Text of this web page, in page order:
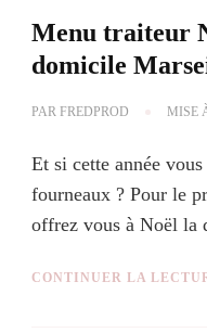
Menu traiteur
domicile
PAR FREDPROD MISE
Et si cette année
fourneaux ? Pour le
offrez vous à Noël
CONTINUER LA